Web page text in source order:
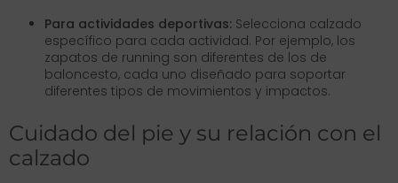
Para actividades deportivas: Selecciona calzado
específico para cada actividad. Por ejemplo, los
zapatos de running son diferentes de los de
baloncesto, cada uno diseñado para soportar
diferentes tipos de movimientos y impactos.
Cuidado del pie y su relación con el
calzado